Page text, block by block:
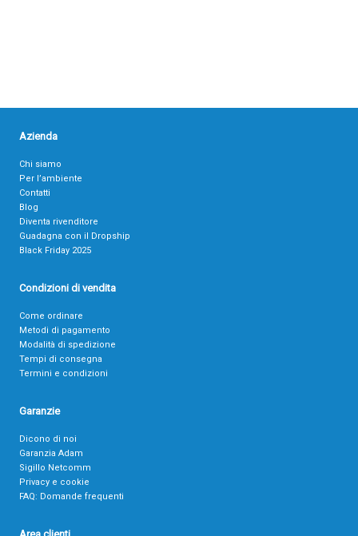
Azienda
Chi siamo
Per l’ambiente
Contatti
Blog
Diventa rivenditore
Guadagna con il Dropship
Black Friday 2025
Condizioni di vendita
Come ordinare
Metodi di pagamento
Modalità di spedizione
Tempi di consegna
Termini e condizioni
Garanzie
Dicono di noi
Garanzia Adam
Sigillo Netcomm
Privacy e cookie
FAQ: Domande frequenti